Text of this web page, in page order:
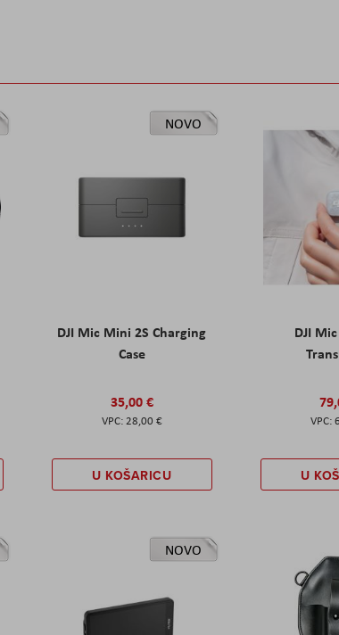
NOVO
DJI Mic Mini 2S Charging
Case
35,00 €
28,00 €
U KOŠARICU
DJI
U
NOVO